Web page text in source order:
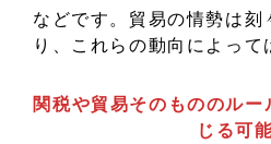
などです。貿易の情勢は
り、これらの動向によって
関税や貿易そのもののル
じる可